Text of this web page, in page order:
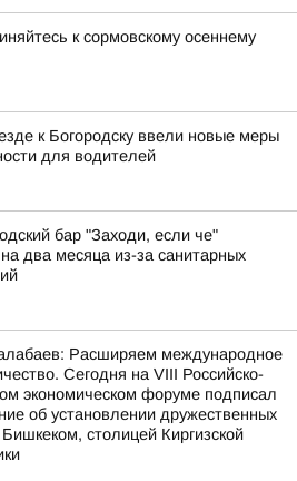
к сормовскому осеннему
к Богородску ввели новые меры
для водителей
бар "Заходи, если че"
два месяца из-за санитарных
Расширяем международное
Сегодня на VIII Российско-
экономическом форуме подписал
об установлении дружественных
столицей Киргизской